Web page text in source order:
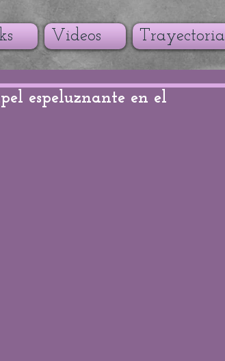
espeluznante en el
Videos Trayectoria